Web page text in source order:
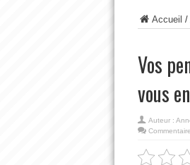
Accueil /
Vos
vous
Auteur :